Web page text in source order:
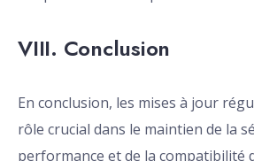
VIII. Conclusion
En conclusion, les mises à jour
rôle crucial dans le maintien de la
performance et de la compatibilité